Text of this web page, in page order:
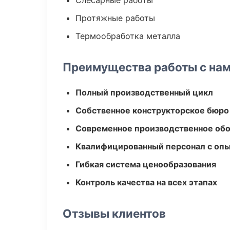
Протяжные работы
Термообработка металла
Преимущества работы с
Полный производственный цикл
Собственное конструкторское бюро
Современное производственное
Квалифицированный персонал с
Гибкая система ценообразования
Контроль качества на всех этапах
Отзывы клиентов